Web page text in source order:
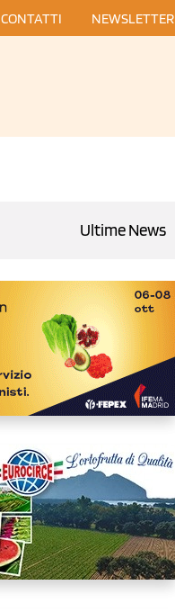
CONTATTI NEWSLETTER
Ultime News